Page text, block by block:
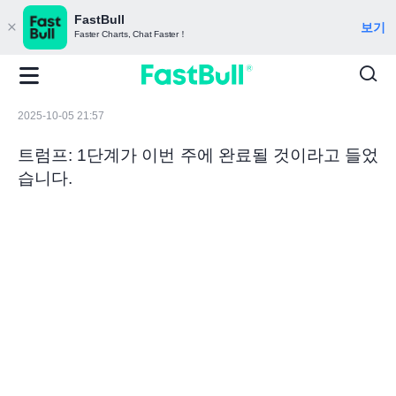
FastBull
Faster Charts, Chat Faster！ 보기
2025-10-05 21:57
트럼프: 1단계가 이번 주에 완료될 것이라고 들었
습니다.